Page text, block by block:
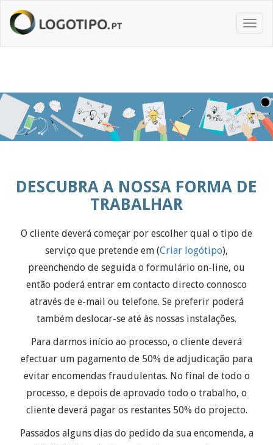
DESCUBRA A NOSSA FORMA DE
TRABALHAR
O cliente deverá começar por escolher qual o tipo de
serviço que pretende em (Criar logótipo),
preenchendo de seguida o formulário on-line, ou
então poderá entrar em contacto directo connosco
através de e-mail ou telefone. Se preferir poderá
também deslocar-se até às nossas instalações.
Para darmos início ao processo, o cliente deverá
efectuar um pagamento de 50% de adjudicação para
evitar encomendas fraudulentas. No final de todo o
processo, e depois de aprovado todo o trabalho, o
cliente deverá pagar os restantes 50% do projecto.
Passados alguns dias do pedido da sua encomenda, a